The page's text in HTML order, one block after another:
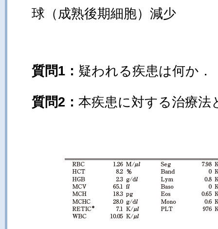
球（成熟後期細胞）減少
質問1： 疑われる疾患は何か．
質問2： 本疾患に対する治療法